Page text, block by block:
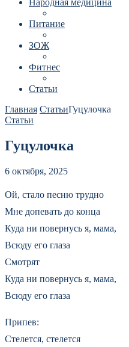
Народная медицина
Питание
ЗОЖ
Фитнес
Статьи
Главная СтатьиГуцулочка
Статьи
Гуцулочка
6 октября, 2025
Ой, стало песню трудно
Мне допевать до конца
Куда ни повернусь я, мама,
Всюду его глаза
Смотрят
Куда ни повернусь я, мама,
Всюду его глаза
Припев:
Стелется, стелется